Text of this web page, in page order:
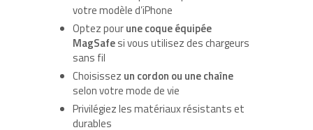
votre modèle d’iPhone
Optez pourune coque équipée
MagSafesi vous utilisez des chargeurs
sans fil
Choisissez un cordon ou une chaîne
selon votre mode de vie
Privilégiez les matériaux résistants et
durables